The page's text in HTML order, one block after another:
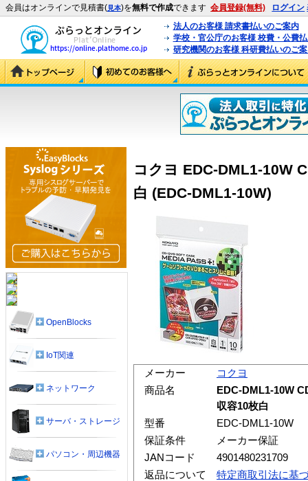
会員はオンラインで見積書(見本)を無料で作成できます 会員登録(無料) ログイン
法人のお客様 請求書払いのご案内
学校・官公庁のお客様 校費・公費
研究機関のお客様 科研費払いのご
コクヨ EDC-DML1-10W
白 (EDC-DML1-10W)
メーカー
コクヨ
商品名
EDC-DML1-10W
収容10枚白
型番
EDC-DML1-10W
保証条件
メーカー保証
JANコード
4901480231709
返品について
特定商取引法に基
OpenBlocks
IoT関連
ネットワーク
サーバ・ストレージ
パソコン・周辺機器